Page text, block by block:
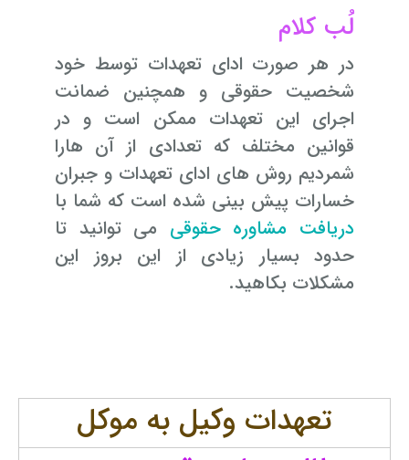
لُب کلام
در هر صورت ادای تعهدات توسط خود
شخصیت حقوقی و همچنین ضمانت
اجرای این تعهدات ممکن است و در
قوانین مختلف که تعدادی از آن هارا
شمردیم روش های ادای تعهدات و جبران
خسارات پیش بینی شده است که شما با
دریافت مشاوره حقوقی می توانید تا
حدود بسیار زیادی از این بروز این
مشکلات بکاهید.
تعهدات وکیل به موکل